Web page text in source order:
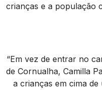
crianças e a população
“Em vez de entrar no
de Cornualha, Camilla
a crianças em cima